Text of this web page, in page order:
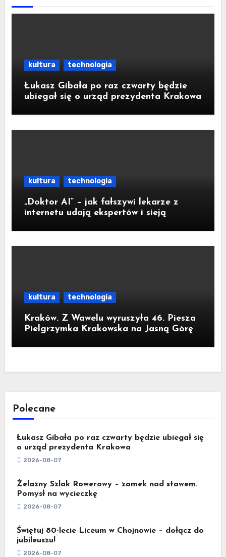
kultura technologia
Łukasz Gibała po raz czwarty będzie
ubiegał się o urząd prezydenta Krakowa
kultura technologia
„Doktor AI” – jak fałszywi lekarze z
internetu udają ekspertów i sieją
kultura technologia
Kraków. Z Wawelu wyruszyła 46. Piesza
Pielgrzymka Krakowska na Jasną Górę
Polecane
Łukasz Gibała po raz czwarty będzie ubiegał się
o urząd prezydenta Krakowa
2026-08-07
Żelazny Szlak Rowerowy – zamek nad stawem.
Pomysł na wycieczkę
2026-08-07
Świętuj 80-lecie Liceum w Chojnowie – dołącz do
jubileuszu!
2026-08-07